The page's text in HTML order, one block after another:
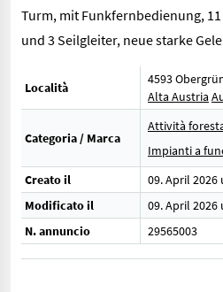
Turm, mit Funkfernbedienung,
und 3 Seilgleiter, neue starke
Località
4593
Alta Austria
Categoria / Marca
Attività
Impianti a
Creato il
09. April 2026
Modificato il
09. April 2026
N. annuncio
29565003